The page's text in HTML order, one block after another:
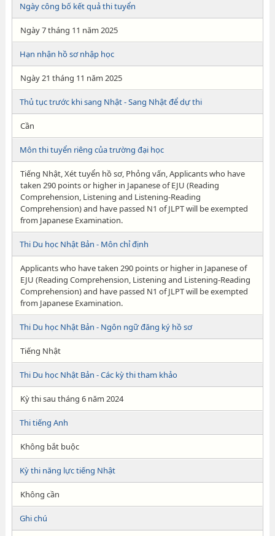
Ngày công bố kết quả thi tuyển
Ngày 7 tháng 11 năm 2025
Hạn nhận hồ sơ nhập học
Ngày 21 tháng 11 năm 2025
Thủ tục trước khi sang Nhật - Sang Nhật để dự thi
Cần
Môn thi tuyển riêng của trường đại học
Tiếng Nhật, Xét tuyển hồ sơ, Phỏng vấn, Applicants who have
taken 290 points or higher in Japanese of EJU (Reading
Comprehension, Listening and Listening-Reading
Comprehension) and have passed N1 of JLPT will be exempted
from Japanese Examination.
Thi Du học Nhật Bản - Môn chỉ định
Applicants who have taken 290 points or higher in Japanese of
EJU (Reading Comprehension, Listening and Listening-Reading
Comprehension) and have passed N1 of JLPT will be exempted
from Japanese Examination.
Thi Du học Nhật Bản - Ngôn ngữ đăng ký hồ sơ
Tiếng Nhật
Thi Du học Nhật Bản - Các kỳ thi tham khảo
Kỳ thi sau tháng 6 năm 2024
Thi tiếng Anh
Không bắt buộc
Kỳ thi năng lực tiếng Nhật
Không cần
Ghi chú